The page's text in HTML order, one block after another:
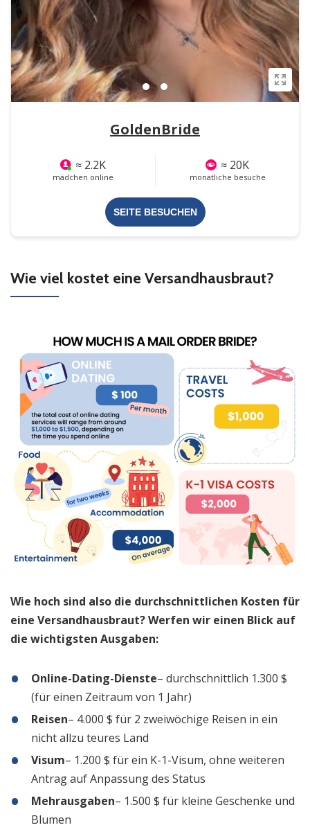
GoldenBride
≈ 2.2K
mädchen online
≈ 20K
monatliche besuche
SEITE BESUCHEN
Wie viel kostet eine Versandhausbraut?
Wie hoch sind also die durchschnittlichen Kosten für
eine Versandhausbraut? Werfen wir einen Blick auf
die wichtigsten Ausgaben:
Online-Dating-Dienste– durchschnittlich 1.300 $
(für einen Zeitraum von 1 Jahr)
Reisen– 4.000 $ für 2 zweiwöchige Reisen in ein
nicht allzu teures Land
Visum– 1.200 $ für ein K-1-Visum, ohne weiteren
Antrag auf Anpassung des Status
Mehrausgaben– 1.500 $ für kleine Geschenke und
Blumen